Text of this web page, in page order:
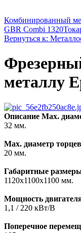
Комбинированный
GBR Combi 1320
Вернуться к:
металлу
Описание Max.
32 мм.
Max. диаметр
20 мм.
Габаритные
1120х1100х1100 мм.
Мощность
1,1 / 220 кВт/В
Поперечное